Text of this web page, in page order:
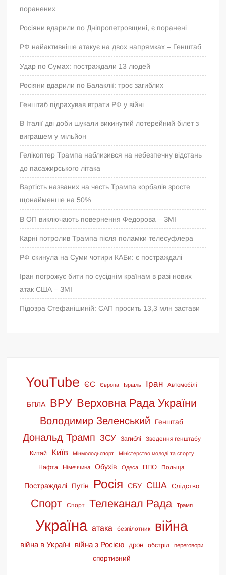
поранених
Росіяни вдарили по Дніпропетровщині, є поранені
РФ найактивніше атакує на двох напрямках – Генштаб
Удар по Сумах: постраждали 13 людей
Росіяни вдарили по Балаклії: троє загиблих
Генштаб підрахував втрати РФ у війні
В Італії дві доби шукали викинутий лотерейний білет з
виграшем у мільйон
Гелікоптер Трампа наблизився на небезпечну відстань
до пасажирського літака
Вартість названих на честь Трампа корбалів зросте
щонайменше на 50%
В ОП виключають повернення Федорова – ЗМІ
Карні потролив Трампа після поламки телесуфлера
РФ скинула на Суми чотири КАБи: є постраждалі
Іран погрожує бити по сусіднім країнам в разі нових
атак США – ЗМІ
Підозра Стефанішиній: САП просить 13,3 млн застави
YouTube ЄС Європа Ізраїль Іран Автомобілі
БПЛА ВРУ Верховна Рада України
Володимир Зеленський Генштаб
Дональд Трамп ЗСУ Загиблі Зведення генштабу
Китай Київ Мінмолодьспорт Міністерство молоді та спорту
Нафта Німеччина Обухів Одеса ППО Польща
Постраждалі Путін Росія СБУ США Слідство
Спорт Спорт Телеканал Рада Трамп
Україна атака безпілотник війна
війна в Україні війна з Росією дрон обстріл переговори
спортивний